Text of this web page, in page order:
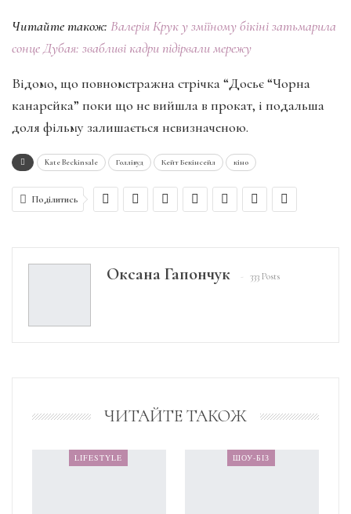
Читайте також: Валерія Крук у зміїному бікіні затьмарила
сонце Дубая: звабливі кадри підірвали мережу
Відомо, що повнометражна стрічка “Досьє “Чорна
канарейка” поки що не вийшла в прокат, і подальша
доля фільму залишається невизначеною.
Kate Beckinsale Голлівуд Кейт Бекінсейл кіно
Поділитись
Оксана Гапончук 333 Posts
ЧИТАЙТЕ ТАКОЖ
LIFESTYLE ШОУ-БІЗ